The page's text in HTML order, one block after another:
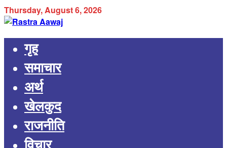
Thursday, August 6, 2026
गृह
समाचार
अर्थ
खेलकुद
राजनीति
विचार